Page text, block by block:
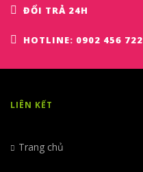
ĐỔI TRẢ 24H
HOTLINE: 0902 456 722
LIÊN KẾT
Trang chủ